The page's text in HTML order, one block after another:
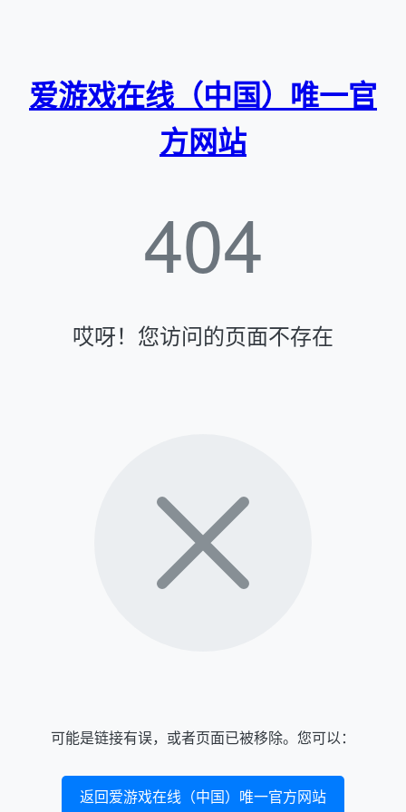
爱游戏在线（中国）唯一官
方网站
404
哎呀！您访问的页面不存在
可能是链接有误，或者页面已被移除。您可以：
返回爱游戏在线（中国）唯一官方网站